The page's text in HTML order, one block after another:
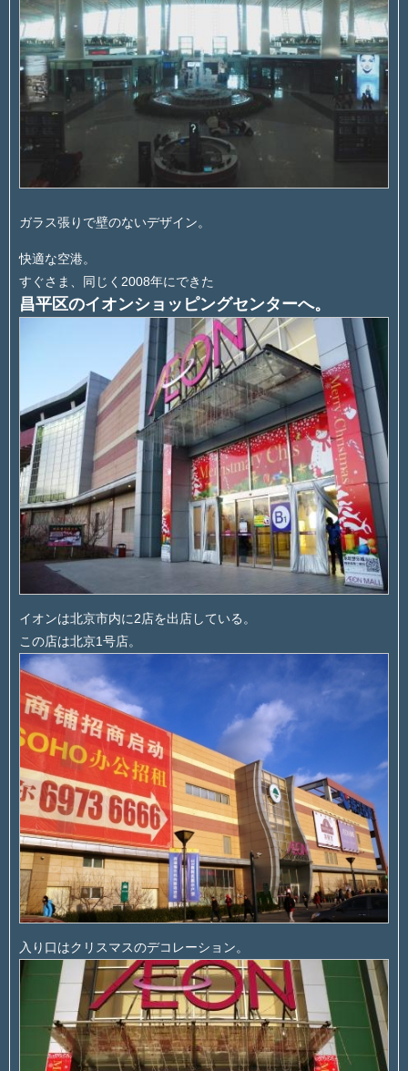
ガラス張りで壁のないデザイン。
快適な空港。
すぐさま、同じく2008年にできた
昌平区のイオンショッピングセンターへ。
イオンは北京市内に2店を出店している。
この店は北京1号店。
入り口はクリスマスのデコレーション。